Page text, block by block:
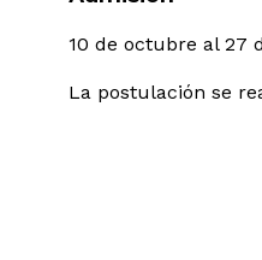
10 de octubre al 27
La postulación se